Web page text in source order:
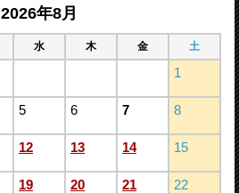
2026年8月
水 木 金 土
1
5 6 7 8
12 13 14 15
19 20 21 22